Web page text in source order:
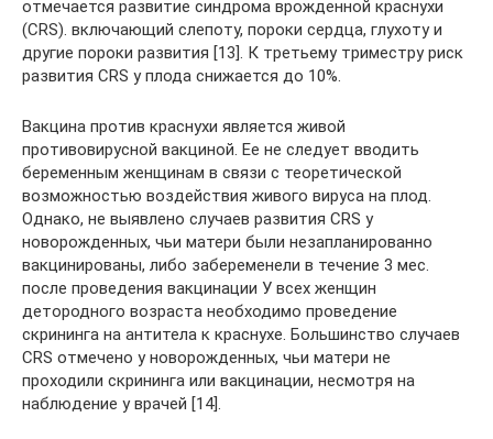
отмечается развитие синдрома врожденной краснухи
(CRS). включающий слепоту, пороки сердца, глухоту и
другие пороки развития [13]. К третьему триместру риск
развития CRS у плода снижается до 10%.
Вакцина против краснухи является живой
противовирусной вакциной. Ее не следует вводить
беременным женщинам в связи с теоретической
возможностью воздействия живого вируса на плод.
Однако, не выявлено случаев развития CRS у
новорожденных, чьи матери были незапланированно
вакцинированы, либо забеременели в течение 3 мес.
после проведения вакцинации У всех женщин
детородного возраста необходимо проведение
скрининга на антитела к краснухе. Большинство случаев
CRS отмечено у новорожденных, чьи матери не
проходили скрининга или вакцинации, несмотря на
наблюдение у врачей [14].